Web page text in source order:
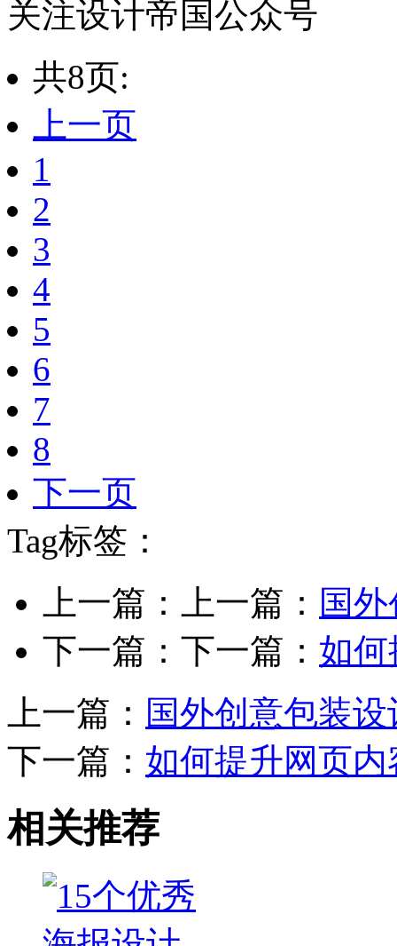
关注设计帝国公众号
共8页:
上一页
1
2
3
4
5
6
7
8
下一页
Tag标签：
上一篇：上一篇： 国
下一篇：下一篇： 如
上一篇： 国外创意包装
下一篇： 如何提升网页
相关推荐